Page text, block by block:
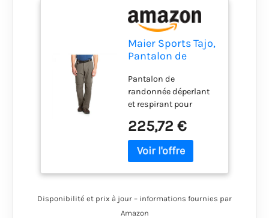
Maier Sports Tajo,
Pantalon de
Déperlant
Homme
Pantalon de
randonnée déperlant
et respirant pour
plein air comme le
trekking et la
randonnée ou pour la
225,72 €
Disponibilité et prix à jour – informations fournies par
Amazon